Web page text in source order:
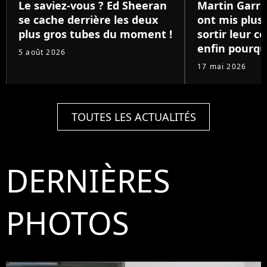
Le saviez-vous ? Ed Sheeran
se cache derrière les deux
plus gros tubes du moment !
5 août 2026
Martin
ont mis plus
sortir leur
enfin
17 mai 2026
TOUTES LES ACTUALITÉS
DERNIÈRES
PHOTOS